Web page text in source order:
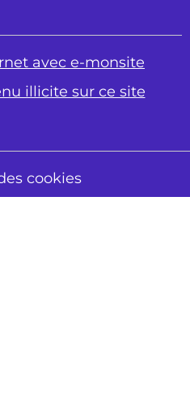
avec e-monsite
illicite sur ce site
cookies